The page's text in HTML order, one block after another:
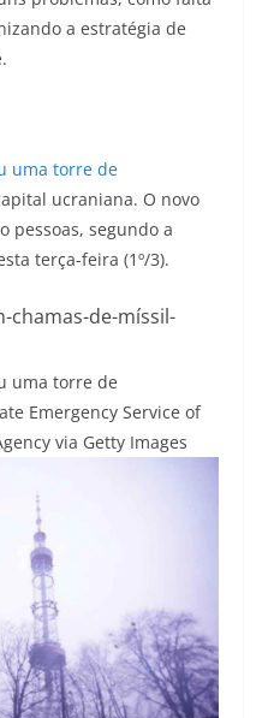
a estratégia de
uma torre de
ucraniana. O novo
pessoas, segundo a
terça-feira (1º/3).
chamas-de-míssil-
uma torre de
Emergency Service of
via Getty Images